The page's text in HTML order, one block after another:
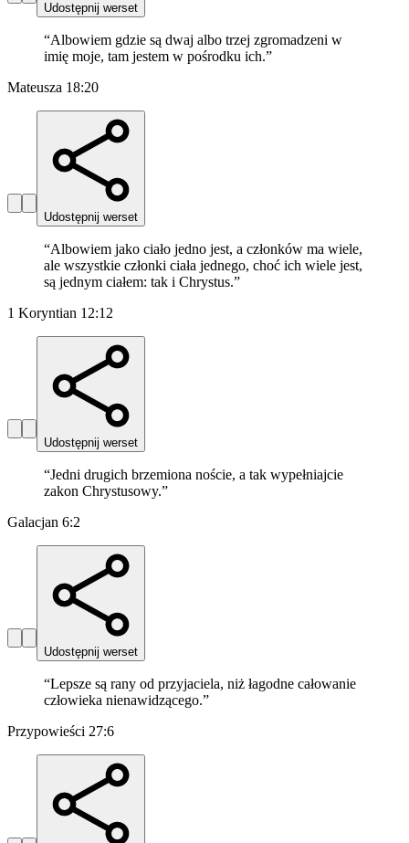
Udostępnij werset
“Albowiem gdzie są dwaj albo trzej zgromadzeni w
imię moje, tam jestem w pośrodku ich.”
Mateusza 18:20
Udostępnij werset
“Albowiem jako ciało jedno jest, a członków ma wiele,
ale wszystkie członki ciała jednego, choć ich wiele jest,
są jednym ciałem: tak i Chrystus.”
1 Koryntian 12:12
Udostępnij werset
“Jedni drugich brzemiona noście, a tak wypełniajcie
zakon Chrystusowy.”
Galacjan 6:2
Udostępnij werset
“Lepsze są rany od przyjaciela, niż łagodne całowanie
człowieka nienawidzącego.”
Przypowieści 27:6